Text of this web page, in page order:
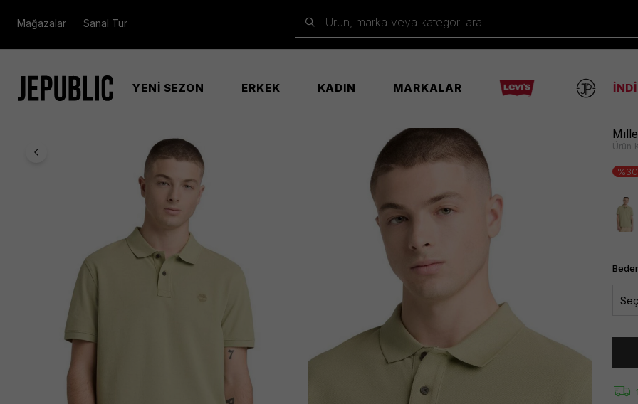
Mağazalar Sanal Tur Ürün, marka veya kategori ara
YENİ SEZON ERKEK KADIN MARKALAR
Mıllers Rıver Pıque Short Erkek Yeşi̇l Ti̇şört
Erkek
Anasayfa
Ürün
%30